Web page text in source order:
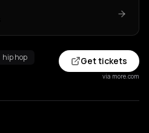
hip hop
Get tickets
via more.com